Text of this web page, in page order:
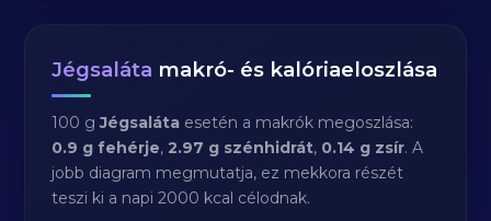
Jégsaláta makró- és kalóriaeloszlása
100 gJégsaláta esetén a makrók megoszlása:
0.9 g fehérje,2.97 g szénhidrát, 0.14 g zsír. A
jobb diagram megmutatja, ez mekkora részét
teszi ki a napi 2000 kcal célodnak.